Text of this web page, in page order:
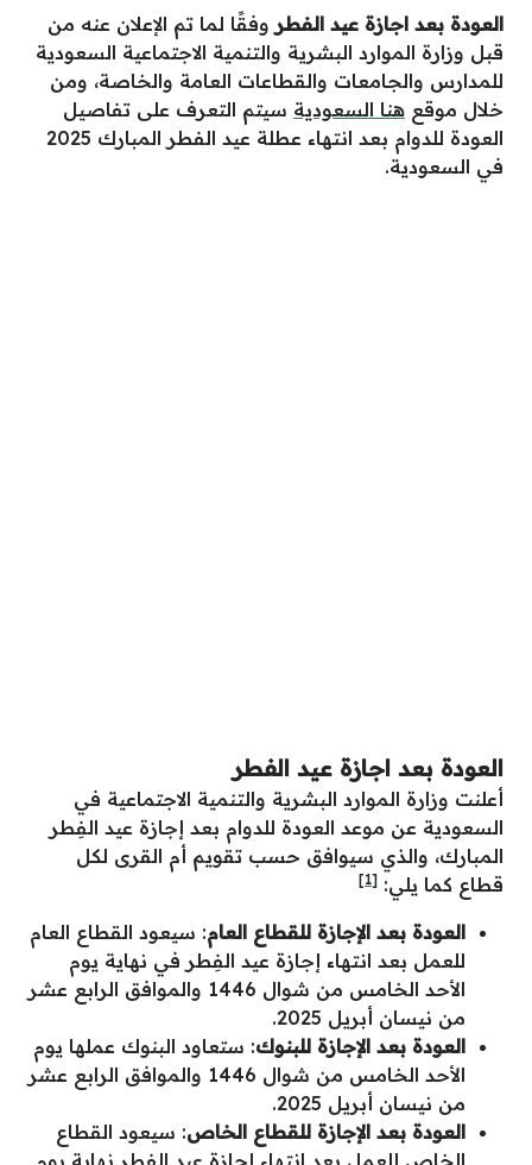
العودة بعد اجازة عيد الفطر وفقًا لما تم الإعلان عنه من
قبل وزارة الموارد البشرية والتنمية الاجتماعية السعودية
للمدارس والجامعات والقطاعات العامة والخاصة، ومن
خلال موقع هنا السعودية سيتم التعرف على تفاصيل
العودة للدوام بعد انتهاء عطلة عيد الفطر المبارك 2025
في السعودية.
العودة بعد اجازة عيد الفطر
أعلنت وزارة الموارد البشرية والتنمية الاجتماعية في
السعودية عن موعد العودة للدوام بعد إجازة عيد الفِطر
المبارك، والذي سيوافق حسب تقويم أم القرى لكل
قطاع كما يلي: [1]
العودة بعد الإجازة للقطاع العام: سيعود القطاع العام
للعمل بعد انتهاء إجازة عيد الفِطر في نهاية يوم
الأحد الخامس من شوال 1446 والموافق الرابع عشر
من نيسان أبريل 2025.
العودة بعد الإجازة للبنوك: ستعاود البنوك عملها يوم
الأحد الخامس من شوال 1446 والموافق الرابع عشر
من نيسان أبريل 2025.
العودة بعد الإجازة للقطاع الخاص: سيعود القطاع